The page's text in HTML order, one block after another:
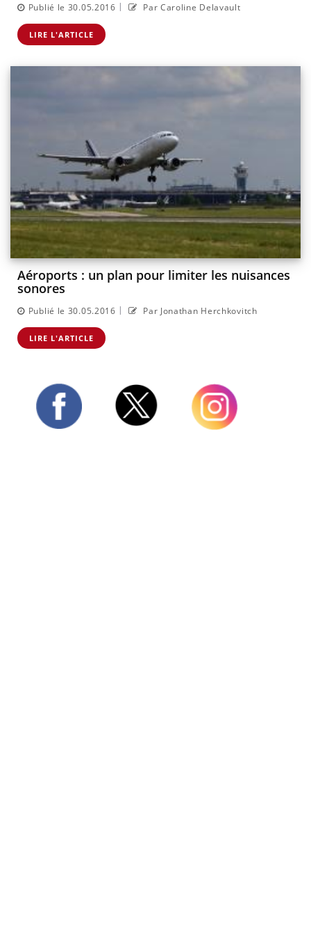
Publié le 30.05.2016 | Par Caroline Delavault
LIRE L'ARTICLE
Aéroports : un plan pour limiter les nuisances
sonores
Publié le 30.05.2016 | Par Jonathan Herchkovitch
LIRE L'ARTICLE